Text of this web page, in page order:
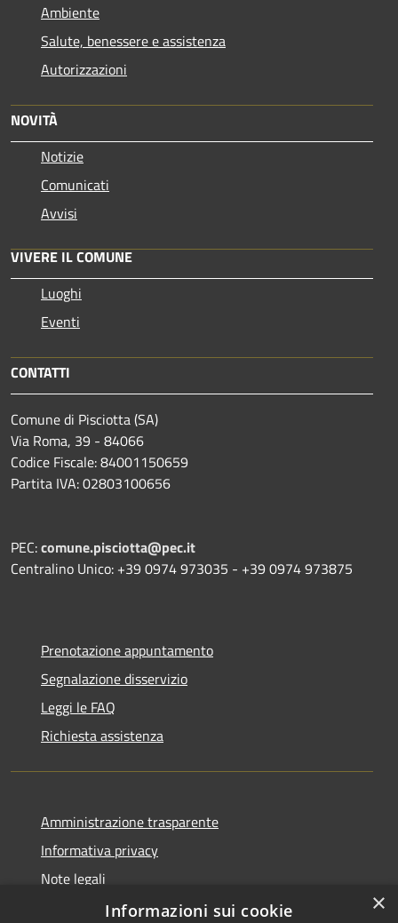
Ambiente
Salute, benessere e assistenza
Autorizzazioni
NOVITÀ
Notizie
Comunicati
Avvisi
VIVERE IL COMUNE
Luoghi
Eventi
CONTATTI
Comune di Pisciotta (SA)
Via Roma, 39 - 84066
Codice Fiscale: 84001150659
Partita IVA: 02803100656
PEC:comune.pisciotta@pec.it
Centralino Unico: +39 0974 973035 - +39 0974 973875
Prenotazione appuntamento
Segnalazione disservizio
Leggi le FAQ
Richiesta assistenza
Amministrazione trasparente
Informativa privacy
Note legali
Dichiarazione di accessibilità
×
Informazioni sui cookie